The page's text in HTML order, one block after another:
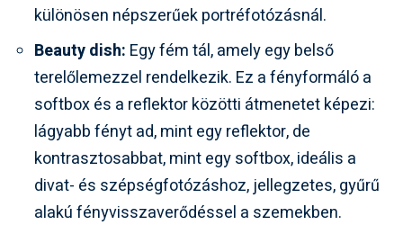
különösen népszerűek portréfotózásnál.
Beauty dish: Egy fém tál, amely egy belső
terelőlemezzel rendelkezik. Ez a fényformáló a
softbox és a reflektor közötti átmenetet képezi:
lágyabb fényt ad, mint egy reflektor, de
kontrasztosabbat, mint egy softbox, ideális a
divat- és szépségfotózáshoz, jellegzetes, gyűrű
alakú fényvisszaverődéssel a szemekben.